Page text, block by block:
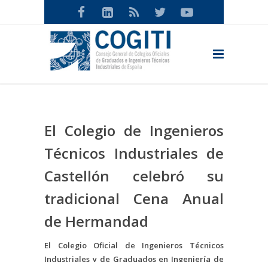
El Colegio de Ingenieros
Técnicos Industriales de
Castellón celebró su
tradicional Cena Anual
de Hermandad
El Colegio Oficial de Ingenieros Técnicos
Industriales y de Graduados en Ingeniería de